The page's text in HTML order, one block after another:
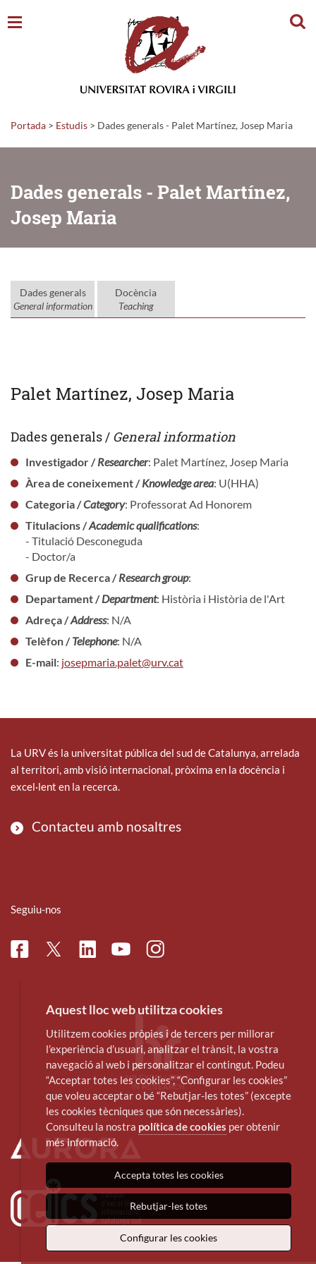
Portada > Estudis > Dades generals - Palet Martínez, Josep Maria
Dades generals - Palet Martínez,
Josep Maria
Dades generals
General information
Docència
Teaching
Palet Martínez, Josep Maria
Dades generals / General information
Investigador /Researcher: Palet Martínez, Josep Maria
Àrea de coneixement /Knowledge area: U(HHA)
Categoria /Category: Professorat Ad Honorem
Titulacions /Academic qualifications:
- Titulació Desconeguda
- Doctor/a
Grup de Recerca /Research group:
Departament /Department: Història i Història de l'Art
Adreça /Address: N/A
Telèfon /Telephone: N/A
E-mail: josepmaria.palet@urv.cat
La URV és la universitat pública del sud de Catalunya, arrelada
al territori, amb visió internacional, pròxima en la docència i
excel·lent en la recerca.
Contacteu amb nosaltres
Seguiu-nos
FacebookTwitterLinkedinYoutubeInstagram
Aquest lloc web utilitza cookies
Utilitzem cookies pròpies i de tercers per millorar
l’experiència d’usuari, analitzar el trànsit, la vostra
navegació al web i personalitzar el contingut. Podeu
“Acceptar totes les cookies”, “Configurar les cookies”
que voleu acceptar o bé “Rebutjar-les totes” (excepte
les cookies tècniques que són necessàries).
Consulteu la nostra política de cookies per obtenir
més informació.
Accepta totes les cookies
Rebutjar-les totes
Configurar les cookies